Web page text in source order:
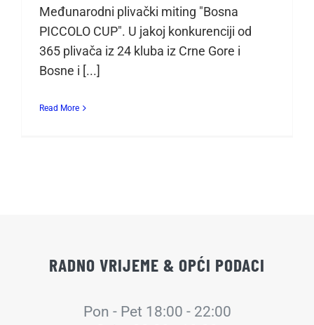
Međunarodni plivački miting "Bosna
PICCOLO CUP". U jakoj konkurenciji od
365 plivača iz 24 kluba iz Crne Gore i
Bosne i [...]
Read More
RADNO VRIJEME & OPĆI PODACI
Pon - Pet 18:00 - 22:00